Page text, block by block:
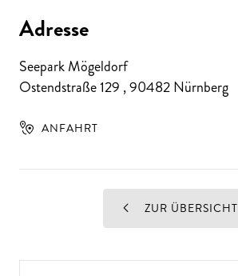
Adresse
Seepark Mögeldorf
Ostendstraße 129 ,90482Nürnberg
ANFAHRT
ZUR ÜBERSICHT